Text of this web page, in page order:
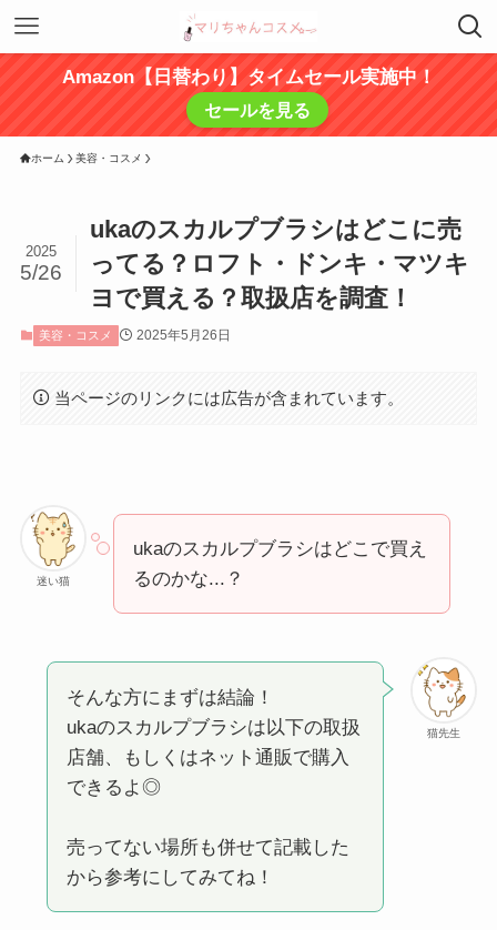
Amazon【日替わり】タイムセール実施中！
セールを見る
ホーム 美容・コスメ
ukaのスカルプブラシはどこに売
ってる？ロフト・ドンキ・マツキ
ヨで買える？取扱店を調査！
2025
5/26
美容・コスメ 2025年5月26日
当ページのリンクには広告が含まれています。
迷い猫
ukaのスカルプブラシはどこで買え
るのかな...？
猫先生
そんな方にまずは結論！
ukaのスカルプブラシは以下の取扱
店舗、もしくはネット通販で購入
できるよ◎
売ってない場所も併せて記載した
から参考にしてみてね！